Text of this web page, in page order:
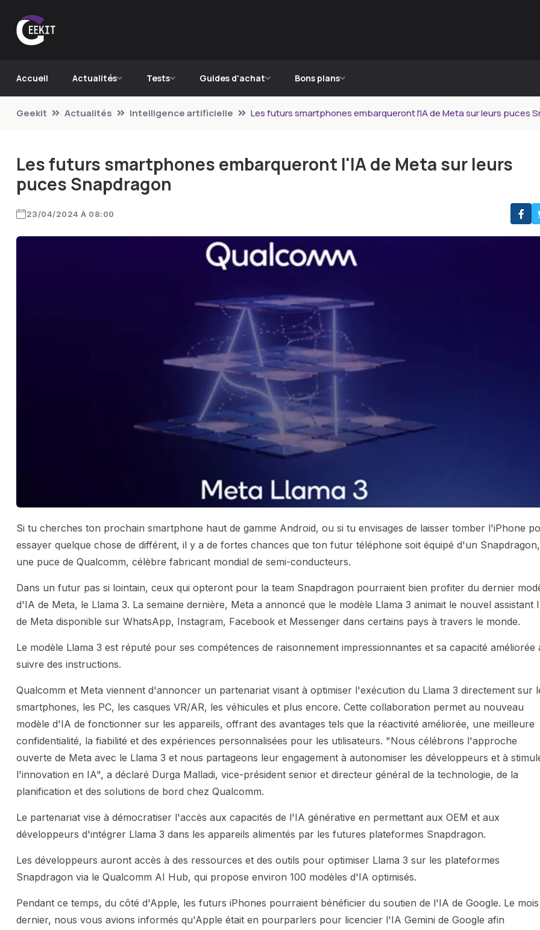
Accueil Actualités Tests Guides d'achat Bons plans
Geekit Actualités Intelligence artificielle Les futurs smartphones embarqueront l'IA de Meta sur leurs puces
Les futurs smartphones embarqueront l'IA de Meta sur leurs
puces Snapdragon
23/04/2024 À 08:00
Si tu cherches ton prochain smartphone haut de gamme Android, ou si tu envisages de laisser tomber l'iPhone
essayer quelque chose de différent, il y a de fortes chances que ton futur téléphone soit équipé d'un Snapdragon,
une puce de Qualcomm, célèbre fabricant mondial de semi-conducteurs.
Dans un futur pas si lointain, ceux qui opteront pour la team Snapdragon pourraient bien profiter du dernier
d'IA de Meta, le Llama 3. La semaine dernière, Meta a annoncé que le modèle Llama 3 animait le nouvel assistant
de Meta disponible sur WhatsApp, Instagram, Facebook et Messenger dans certains pays à travers le monde.
Le modèle Llama 3 est réputé pour ses compétences de raisonnement impressionnantes et sa capacité améliorée
suivre des instructions.
Qualcomm et Meta viennent d'annoncer un partenariat visant à optimiser l'exécution du Llama 3 directement sur
smartphones, les PC, les casques VR/AR, les véhicules et plus encore. Cette collaboration permet au nouveau
modèle d'IA de fonctionner sur les appareils, offrant des avantages tels que la réactivité améliorée, une meilleure
confidentialité, la fiabilité et des expériences personnalisées pour les utilisateurs. "Nous célébrons l'approche
ouverte de Meta avec le Llama 3 et nous partageons leur engagement à autonomiser les développeurs et à
l'innovation en IA", a déclaré Durga Malladi, vice-président senior et directeur général de la technologie, de la
planification et des solutions de bord chez Qualcomm.
Le partenariat vise à démocratiser l'accès aux capacités de l'IA générative en permettant aux OEM et aux
développeurs d'intégrer Llama 3 dans les appareils alimentés par les futures plateformes Snapdragon.
Les développeurs auront accès à des ressources et des outils pour optimiser Llama 3 sur les plateformes
Snapdragon via le Qualcomm AI Hub, qui propose environ 100 modèles d'IA optimisés.
Pendant ce temps, du côté d'Apple, les futurs iPhones pourraient bénéficier du soutien de l'IA de Google. Le mois
dernier, nous vous avions informés qu'Apple était en pourparlers pour licencier l'IA Gemini de Google afin